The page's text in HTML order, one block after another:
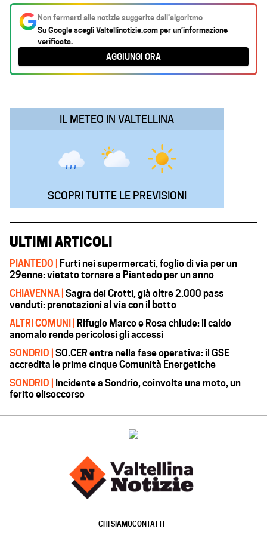
c
e
b
o
t
s
A
k
e
d
e
g
r
a
i
l
Non fermarti alle notizie suggerite dall’algoritmo
Su Google scegliValtellinotizie.comper un’informazione
verificata.
AGGIUNGI ORA
IL METEO IN VALTELLINA
SCOPRI TUTTE LE PREVISIONI
ULTIMI ARTICOLI
PIANTEDO |
Furti nei supermercati, foglio di via per un
29enne: vietato tornare a Piantedo per un anno
CHIAVENNA | Sagra dei Crotti, già oltre 2.000 pass
venduti: prenotazioni al via con il botto
ALTRI COMUNI |
Rifugio Marco e Rosa chiude: il caldo
anomalo rende pericolosi gli accessi
SONDRIO | SO.CER entra nella fase operativa: il GSE
accredita le prime cinque Comunità Energetiche
SONDRIO |
Incidente a Sondrio, coinvolta una moto, un
ferito elisoccorso
CHI SIAMOCONTATTI